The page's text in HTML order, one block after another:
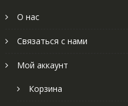
О нас
Связаться с нами
Мой аккаунт
Корзина